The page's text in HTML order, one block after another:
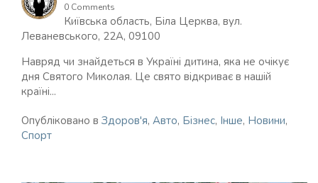
0 Comments
Київська область, Біла Церква, вул.
Леваневського, 22А, 09100
Навряд чи знайдеться в Україні дитина, яка не очікує
дня Святого Миколая. Це свято відкриває в нашій
країні...
Опубліковано в Здоров'я, Авто, Бізнес, Інше, Новини,
Спорт